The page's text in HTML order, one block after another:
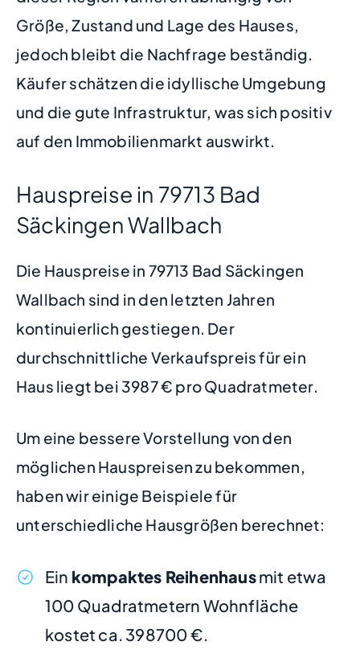
Größe, Zustand und Lage des Hauses,
jedoch bleibt die Nachfrage beständig.
Käufer schätzen die idyllische Umgebung
und die gute Infrastruktur, was sich positiv
auf den Immobilienmarkt auswirkt.
Hauspreise in 79713 Bad
Säckingen Wallbach
Die Hauspreise in 79713 Bad Säckingen
Wallbach sind in den letzten Jahren
kontinuierlich gestiegen. Der
durchschnittliche Verkaufspreis für ein
Haus liegt bei 3987 € pro Quadratmeter.
Um eine bessere Vorstellung von den
möglichen Hauspreisen zu bekommen,
haben wir einige Beispiele für
unterschiedliche Hausgrößen berechnet:
Ein kompaktes Reihenhausmit etwa
100 Quadratmetern Wohnfläche
kostet ca. 398700 €.